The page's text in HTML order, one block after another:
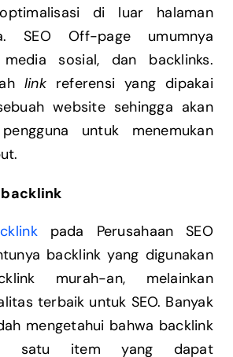
di luar halaman
SEO Off-page umumnya
media sosial, dan backlinks.
linkreferensi yang dipakai
website sehingga akan
untuk menemukan
backlink
pada Perusahaan SEO
backlink yang digunakan
murah-an, melainkan
terbaik untuk SEO. Banyak
mengetahui bahwa backlink
satu item yang dapat